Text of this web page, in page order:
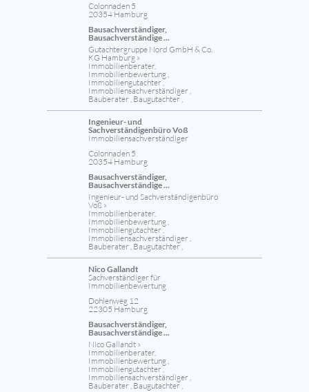
Colonnaden 5
20354 Hamburg
Bausachverständiger,
Bausachverständige ...
Gutachtergruppe Nord GmbH & Co.
KG Hamburg »
Immobilienberater,
Immobilienbewertung ,
Immobiliengutachter ,
Immobiliensachverständiger ,
Bauberater , Baugutachter ,
Ingenieur- und
Sachverständigenbüro Voß
Immobiliensachverständiger
Colonnaden 5
20354 Hamburg
Bausachverständiger,
Bausachverständige ...
Ingenieur- und Sachverständigenbüro
Voß »
Immobilienberater,
Immobilienbewertung ,
Immobiliengutachter ,
Immobiliensachverständiger ,
Bauberater , Baugutachter ,
Nico Gallandt
Sachverständiger für
Immobilienbewertung
Dohlenweg 12
22305 Hamburg
Bausachverständiger,
Bausachverständige ...
Nico Gallandt »
Immobilienberater,
Immobilienbewertung ,
Immobiliengutachter ,
Immobiliensachverständiger ,
Bauberater , Baugutachter ,